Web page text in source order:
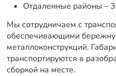
Отдаленные районы –
Мы сотрудничаем с
обеспечивающими
металлоконструкций.
транспортируются в
сборкой на месте.